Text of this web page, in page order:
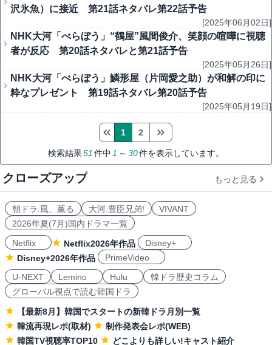
沢氷魚）に接近 第21話ネタバレ第22話予告
[2025年06月02日]
NHK大河「べらぼう」“鶴屋”風間俊介、笑顔の喧嘩に視聴
者が反応 第20話ネタバレと第21話予告
[2025年05月26日]
NHK大河「べらぼう」鱗形屋（片岡愛之助）が和解の印に
粋なプレゼント 第19話ネタバレ第20話予告
[2025年05月19日]
検索結果51 件中 1 ～ 30件を表示しています。
1 2
クローズアップ もっと見る
朝ドラ:風、薫る 大河:豊臣兄弟!
VIVANT
2026年夏(7月)国内ドラマ一覧
Netflix
Netflix2026年作品
Disney+
Disney+2026年作品
PrimeVideo
U-NEXT
Lemino Hulu
韓ドラ歴史コラム
グローバル視点で読む韓国ドラ
【最新8月】韓国でスタートの新韓ドラ月別一覧
韓流再現レポ(取材)
制作発表会レポ(WEB)
韓国TV視聴率TOP10
どこよりも詳しい!キャスト紹介